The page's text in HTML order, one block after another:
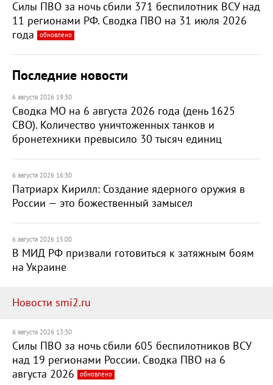
Силы ПВО за ночь сбили 371 беспилотник ВСУ над
11 регионами РФ. Сводка ПВО на 31 июля 2026
года
обновлено
Последние новости
6 августа 2026 19:30
Сводка МО на 6 августа 2026 года (день 1625
СВО). Количество уничтоженных танков и
бронетехники превысило 30 тысяч единиц
6 августа 2026 16:30
Патриарх Кирилл: Создание ядерного оружия в
России — это божественный замысел
6 августа 2026 15:00
В МИД РФ призвали готовиться к затяжным боям
на Украине
Новости smi2.ru
6 августа 2026 13:30
Силы ПВО за ночь сбили 605 беспилотников ВСУ
над 19 регионами России. Сводка ПВО на 6
августа 2026
обновлено